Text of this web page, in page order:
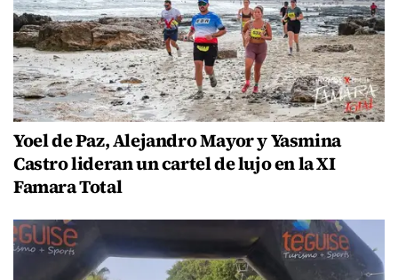
Yoel de Paz, Alejandro Mayor y Yasmina
Castro lideran un cartel de lujo en la XI
Famara Total